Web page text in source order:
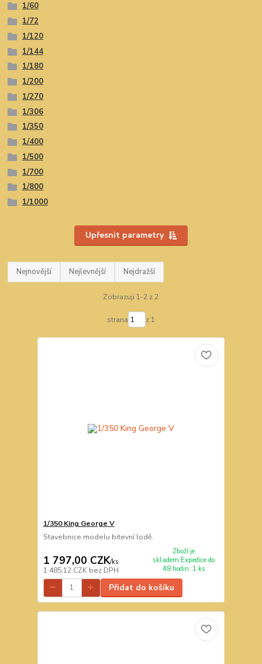
1/60
1/72
1/120
1/144
1/180
1/200
1/270
1/306
1/350
1/400
1/500
1/700
1/800
1/1000
Upřesnit parametry
Nejnovější Nejlevnější Nejdražší
Zobrazuji 1-2 z 2
strana z 1
1/350 King George V
Stavebnice modelu bitevní lodě.
1 797,00 CZK/ks
1 485,12 CZK bez DPH
Zboží je
skladem.Expedice do
48 hodin. 1 ks
Přidat do košíku